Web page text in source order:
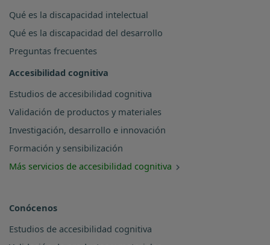
Qué es la discapacidad intelectual
Qué es la discapacidad del desarrollo
Preguntas frecuentes
Accesibilidad cognitiva
Estudios de accesibilidad cognitiva
Validación de productos y materiales
Investigación, desarrollo e innovación
Formación y sensibilización
Más servicios de accesibilidad cognitiva
Conócenos
Estudios de accesibilidad cognitiva